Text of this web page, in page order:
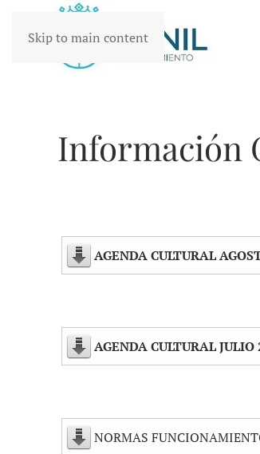
Skip to main content
Información
AGENDA CULTURAL
AGENDA CULTURAL JULIO
NORMAS